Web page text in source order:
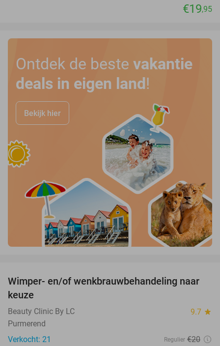
€19,95
Ontdek de beste vakantie
deals in eigen land !
Bekijk hier
50%
Wimper- en/of wenkbrauwbehandeling naar
keuze
Beauty Clinic By LC 9.7 star
Purmerend
Verkocht: 21
Regulier €20